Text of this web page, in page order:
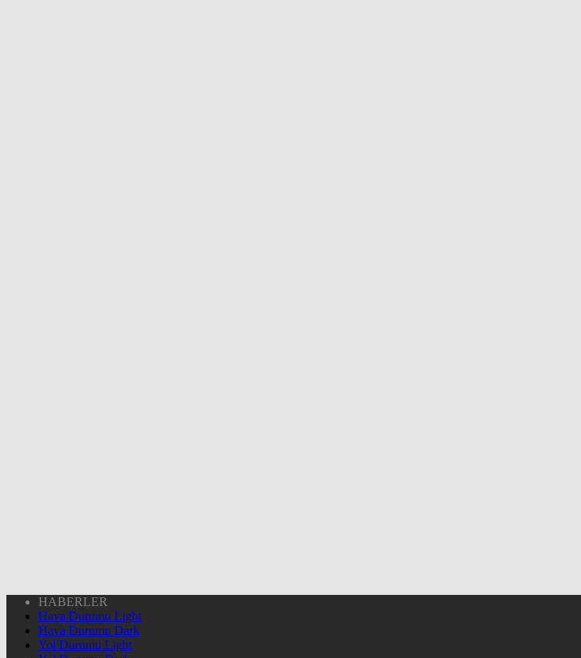
HABERLER
Hava Durumu Light
Hava Durumu Dark
Yol Durumu Light